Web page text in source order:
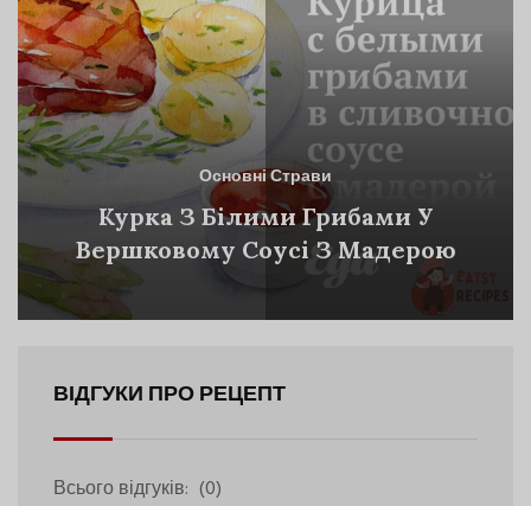
Основні Страви
Курка З Білими Грибами У
Вершковому Соусі З Мадерою
ВІДГУКИ ПРО РЕЦЕПТ
Всього відгуків: (0)